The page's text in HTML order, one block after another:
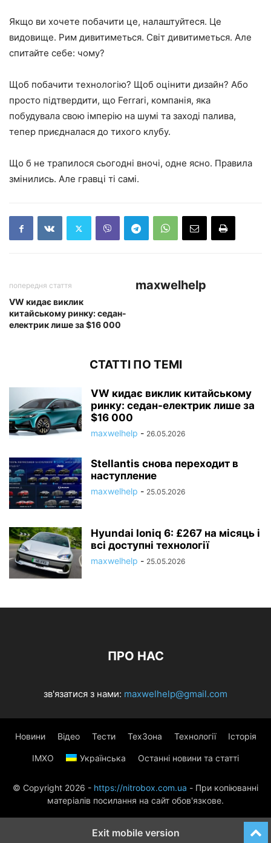
Якщо ви хочете побачити це, налаштуйтеся. Це
видовище. Рим дивитиметься. Світ дивитиметься. Але
спитайте себе: чому?
Щоб побачити технологію? Щоб оцінити дизайн? Або
просто підтвердити, що Ferrari, компанія, яка
побудувала свою імперію на шумі та заході палива,
тепер приєдналася до тихого клубу.
Що б не трапилося сьогодні вночі, одне ясно. Правила
змінились. Але гравці ті самі.
попередня стаття
VW кидає виклик
китайському ринку: седан-
електрик лише за $16 000
maxwelhelp
СТАТТІ ПО ТЕМІ
VW кидає виклик китайському
ринку: седан-електрик лише за
$16 000
maxwelhelp - 26.05.2026
Stellantis снова переходит в
наступление
maxwelhelp - 25.05.2026
Hyundai Ioniq 6: £267 на місяць і
всі доступні технології
maxwelhelp - 25.05.2026
ПРО НАС
зв'язатися з нами: maxwelhelp@gmail.com
Новини Відео Тести ТехЗона Технології Історія
ІМХО Українська Останні новини та статті
© Copyright 2026 - https://nitrobox.com.ua - При копіюванні
матеріалів посилання на сайт обов'язкове.
Exit mobile version